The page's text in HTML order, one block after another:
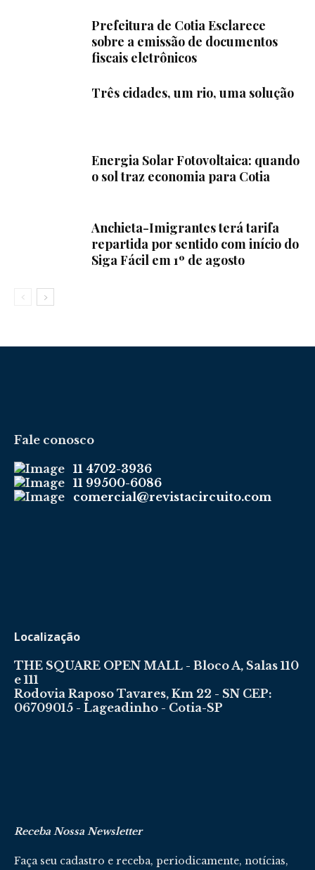
Prefeitura de Cotia Esclarece
sobre a emissão de documentos
fiscais eletrônicos
Três cidades, um rio, uma solução
Energia Solar Fotovoltaica: quando
o sol traz economia para Cotia
Anchieta-Imigrantes terá tarifa
repartida por sentido com início do
Siga Fácil em 1º de agosto
Fale conosco
11 4702-3936
11 99500-6086
comercial@revistacircuito.com
Localização
THE SQUARE OPEN MALL - Bloco A, Salas 110
e 111
Rodovia Raposo Tavares, Km 22 - SN CEP:
06709015 - Lageadinho - Cotia-SP
Receba Nossa Newsletter
Faça seu cadastro e receba, periodicamente, notícias,